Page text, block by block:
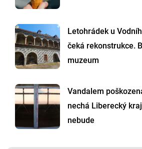
Letohrádek u
čeká rekonstrukce.
muzeum
Vandalem
nechá Liberecký
nebude